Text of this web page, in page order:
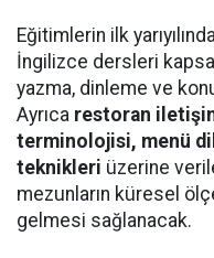
Eğitimlerin ilk
İngilizce dersleri
yazma, dinleme ve
Ayrıca restoran
terminolojisi, menü
teknikleri üzerine
mezunların küresel
gelmesi sağlanacak.